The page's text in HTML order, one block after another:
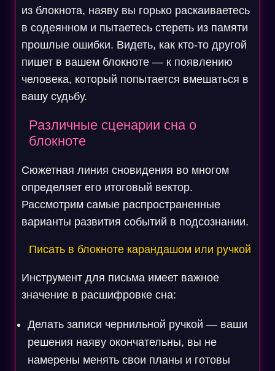
из блокнота, наяву вы горько раскаиваетесь
в содеянном и пытаетесь стереть из памяти
прошлые ошибки. Видеть, как кто-то другой
пишет в вашем блокноте — к появлению
человека, который попытается вмешаться в
вашу судьбу.
Различные сценарии сна о
блокноте
Сюжетная линия сновидения во многом
определяет его итоговый вектор.
Рассмотрим самые распространенные
варианты развития событий в подсознании.
Писать в блокноте карандашом или ручкой
Инструмент для письма имеет важное
значение в расшифровке сна:
Делать записи чернильной ручкой — ваши
решения наяву окончательны, вы не
намерены менять свои планы и готовы